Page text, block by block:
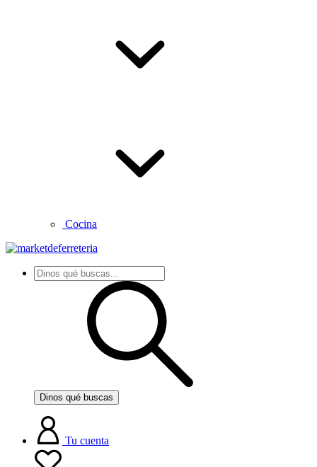
Cocina
Dinos qué buscas
Tu cuenta